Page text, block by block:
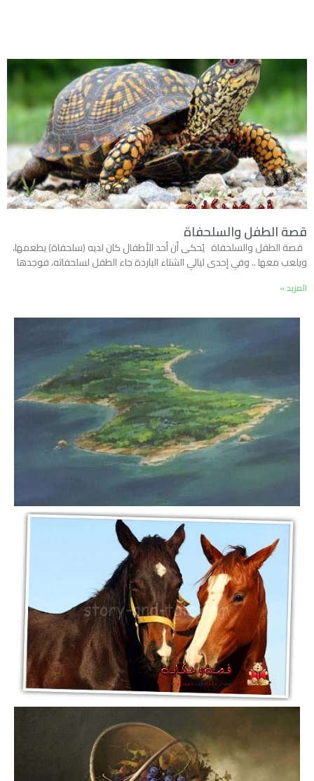
قصة الطفل والسلحفاة
قصة الطفل والسلحفاة يُحكى أن أحد الأطفال كان لديه (سلحفاة) يطعمها،
ويلعب معها .. وفي إحدى ليالي الشتاء الباردة جاء الطفل لسلحفاته، فوجدها
المزيد »